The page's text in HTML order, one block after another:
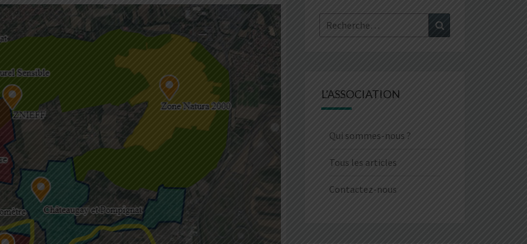
Rechercher :
L’ASSOCIATION
Qui sommes-nous ?
Tous les articles
Contactez-nous